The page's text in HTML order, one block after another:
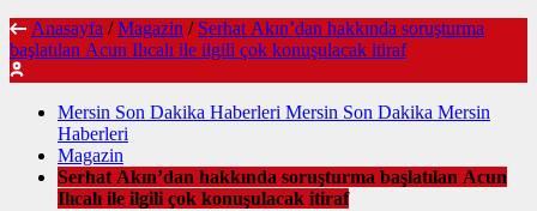
Anasayfa / Magazin / Serhat Akın’dan hakkında soruşturma
başlatılan Acun Ilıcalı ile ilgili çok konuşulacak itiraf
Mersin Son Dakika Haberleri Mersin Son Dakika Mersin
Haberleri
Magazin
Serhat Akın’dan hakkında soruşturma başlatılan Acun
Ilıcalı ile ilgili çok konuşulacak itiraf